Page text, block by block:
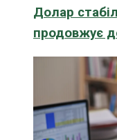
Долар
продовжує